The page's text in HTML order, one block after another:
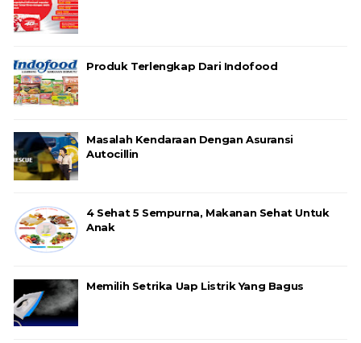
Produk Terlengkap Dari Indofood
Masalah Kendaraan Dengan Asuransi
Autocillin
4 Sehat 5 Sempurna, Makanan Sehat Untuk
Anak
Memilih Setrika Uap Listrik Yang Bagus